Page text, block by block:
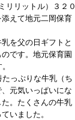
リリットル）３２０
えて地元二岡保育
を父の日ギフトと
です。地元保育園
っぷりな牛乳（ち
元気いっぱいにな
。たくさんの牛乳
いました。